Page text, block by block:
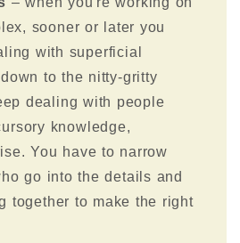
sooner or later you
with superficial
to the nitty-gritty
dealing with people
knowledge,
You have to narrow
go into the details and
together to make the right